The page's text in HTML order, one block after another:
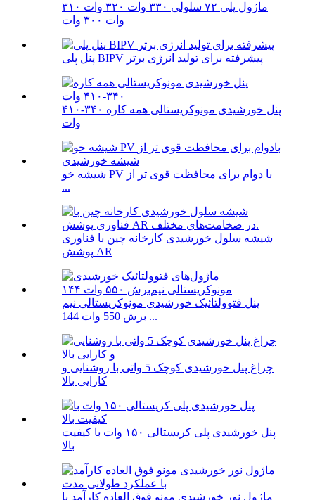
ماژول پلی ۷۲ سلولی ۳۳۰ وات ۳۲۰ وات ۳۱۰
وات ۳۰۰ وات
پنل پلی BIPV پیشرفته برای تولید انرژی برتر
پنل خورشیدی مونوکریستالی همه کاره ۳۴۰-۴۱۰
وات
شیشه خو PV با دوام برای محافظت قوی تر از
...
شیشه سلول خورشیدی کارخانه چین با فناوری
پوشش AR
پنل فتوولتائیک خورشیدی مونوکریستالی نیم
برش 550 وات 144 ...
چراغ پنل خورشیدی کوچک 5 واتی با روشنایی و
کارایی بالا
پنل خورشیدی پلی کریستالی ۱۵۰ وات با کیفیت
بالا
ماژول نور خورشیدی مونو فوق العاده کارآمد با